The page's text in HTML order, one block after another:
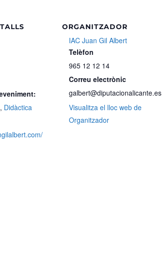
, Didàctica
ORGANITZADOR
IAC Juan Gil Albert
Telèfon
965 12 12 14
Correu electrònic
galbert@diputacionalicante.es
Visualitza el lloc web de
Organitzador